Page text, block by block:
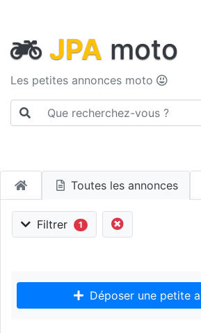
JPA moto
Les petites annonces moto
Toutes les annonces
Filtrer 1
Déposer une petite